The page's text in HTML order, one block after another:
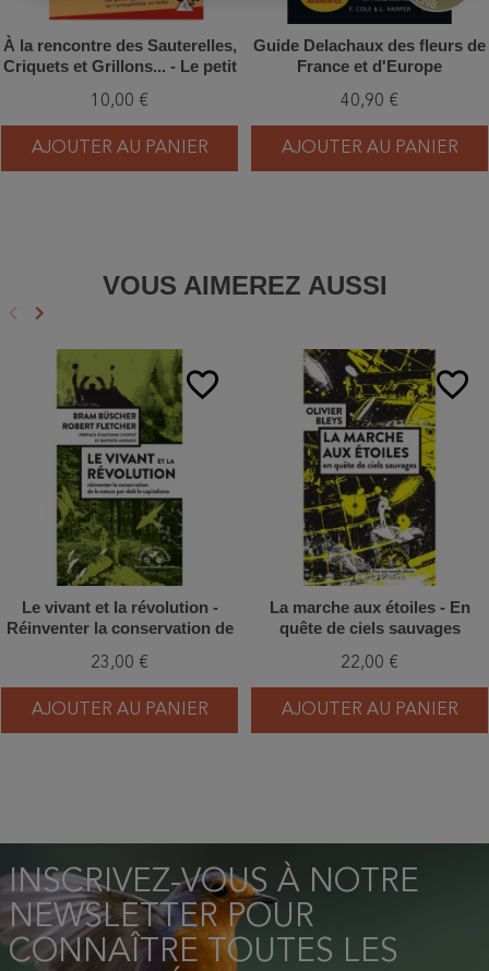
À la rencontre des Sauterelles,
Criquets et Grillons... - Le petit
herbe
10,00 €
AJOUTER AU PANIER
Guide Delachaux des fleurs de
France et d'Europe
40,90 €
AJOUTER AU PANIER
VOUS AIMEREZ AUSSI
Précédent
keyboard_arrow_left Suivant
keyboard_arrow_right
favorite_border
Le vivant et la révolution -
Réinventer la conservation de
23,00 €
AJOUTER AU PANIER
favorite_border
La marche aux étoiles - En
quête de ciels sauvages
22,00 €
AJOUTER AU PANIER
INSCRIVEZ-VOUS À NOTRE
NEWSLETTER POUR
CONNAÎTRE TOUTES LES